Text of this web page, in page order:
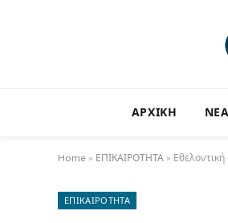
ΑΡΧΙΚΗ NΕΑ
Home » ΕΠΙΚΑΙΡΟΤΗΤΑ »
ΕΠΙΚΑΙΡΟΤΗΤΑ